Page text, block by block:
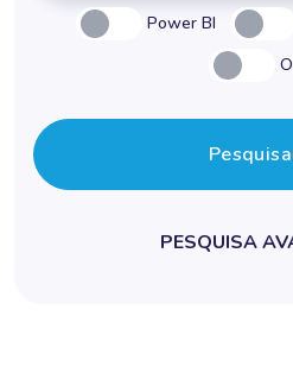
Power BI
PESQUISA